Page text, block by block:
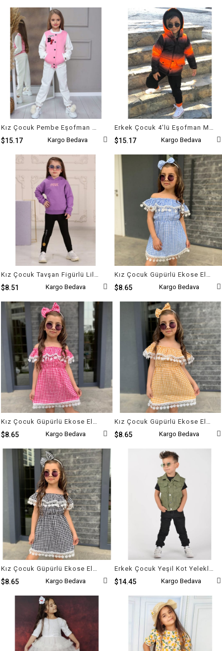
Kız Çocuk Pembe Eşofman Bomper Kolej Ceket Takım
$15.17 Kargo Bedava
Erkek Çocuk 4'lü Eşofman Mont Takım
$15.17 Kargo Bedava
Kız Çocuk Tavşan Figürlü Lila Eşofman Takımı
$8.51 Kargo Bedava
Kız Çocuk Güpürlü Ekose Elbise
$8.65 Kargo Bedava
Kız Çocuk Güpürlü Ekose Elbise
$8.65 Kargo Bedava
Kız Çocuk Güpürlü Ekose Elbise
$8.65 Kargo Bedava
Kız Çocuk Güpürlü Ekose Elbise
$8.65 Kargo Bedava
Erkek Çocuk Yeşil Kot Yelekli Takım
$14.45 Kargo Bedava